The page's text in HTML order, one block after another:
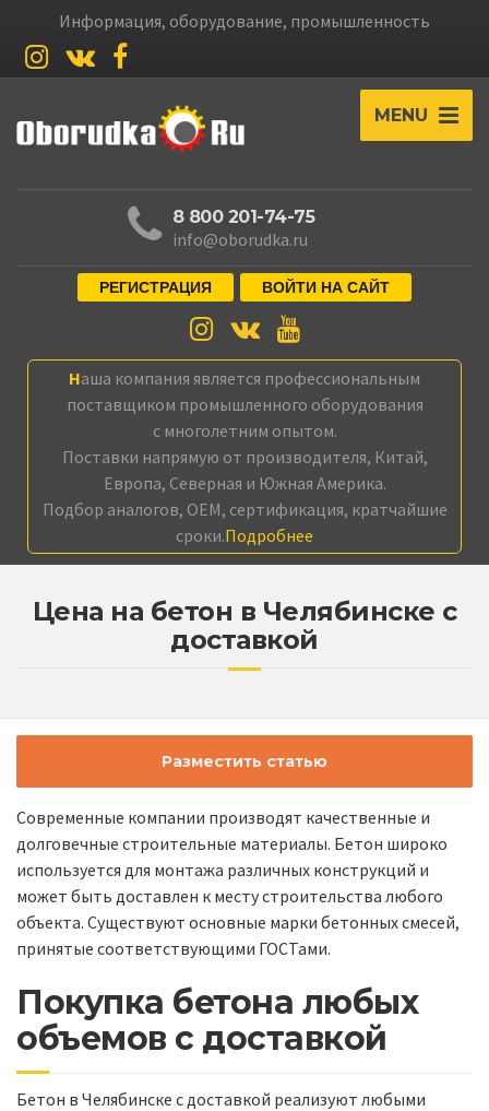
Информация, оборудование, промышленность
MENU
8 800 201-74-75
info@oborudka.ru
РЕГИСТРАЦИЯ ВОЙТИ НА САЙТ
Наша компания является профессиональным
поставщиком промышленного оборудования
с многолетним опытом.
Поставки напрямую от производителя, Китай,
Европа, Северная и Южная Америка.
Подбор аналогов, OEM, сертификация, кратчайшие
сроки.Подробнее
Цена на бетон в Челябинске с
доставкой
Разместить статью
Современные компании производят качественные и
долговечные строительные материалы. Бетон широко
используется для монтажа различных конструкций и
может быть доставлен к месту строительства любого
объекта. Существуют основные марки бетонных смесей,
принятые соответствующими ГОСТами.
Покупка бетона любых
объемов с доставкой
Бетон в Челябинске с доставкой реализуют любыми